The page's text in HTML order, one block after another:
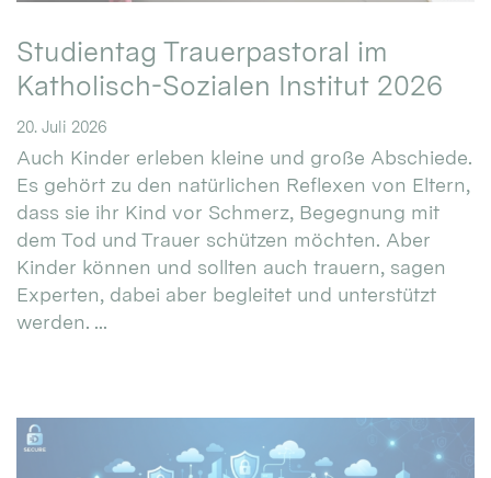
Studientag Trauerpastoral im
Katholisch-Sozialen Institut 2026
20. Juli 2026
Auch Kinder erleben kleine und große Abschiede.
Es gehört zu den natürlichen Reflexen von Eltern,
dass sie ihr Kind vor Schmerz, Begegnung mit
dem Tod und Trauer schützen möchten. Aber
Kinder können und sollten auch trauern, sagen
Experten, dabei aber begleitet und unterstützt
werden. ...